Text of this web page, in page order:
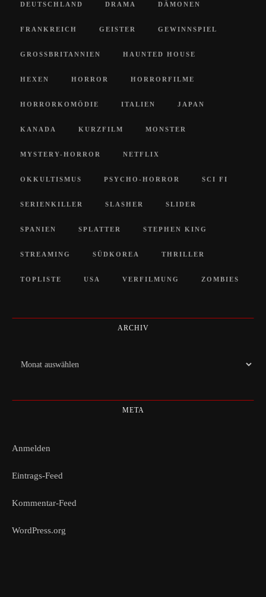
DEUTSCHLAND DRAMA DÄMONEN
FRANKREICH GEISTER GEWINNSPIEL
GROSSBRITANNIEN HAUNTED HOUSE
HEXEN HORROR HORRORFILME
HORRORKOMÖDIE ITALIEN JAPAN
KANADA KURZFILM MONSTER
MYSTERY-HORROR NETFLIX
OKKULTISMUS PSYCHO-HORROR SCI FI
SERIENKILLER SLASHER SLIDER
SPANIEN SPLATTER STEPHEN KING
STREAMING SÜDKOREA THRILLER
TOPLISTE USA VERFILMUNG ZOMBIES
ARCHIV
Archiv
META
Anmelden
Eintrags-Feed
Kommentar-Feed
WordPress.org